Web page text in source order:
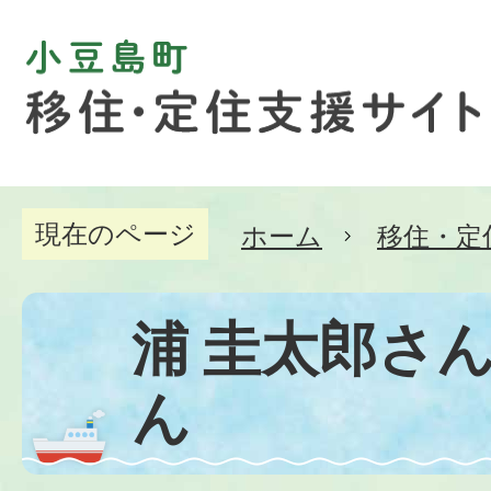
現在のページ ホーム 移住・
浦 圭太郎さ
ん